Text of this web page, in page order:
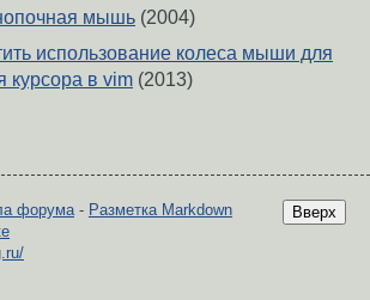
мышь (2004)
использование колеса мыши для
курсора в vim (2013)
Вверх
форума- Разметка Markdown